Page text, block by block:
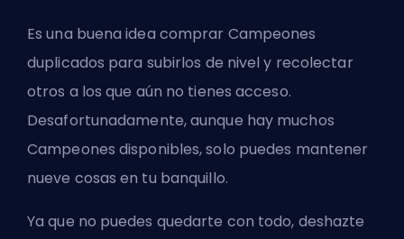
Es una buena idea comprar Campeones
duplicados para subirlos de nivel y recolectar
otros a los que aún no tienes acceso.
Desafortunadamente, aunque hay muchos
Campeones disponibles, solo puedes mantener
nueve cosas en tu banquillo.
Ya que no puedes quedarte con todo, deshazte